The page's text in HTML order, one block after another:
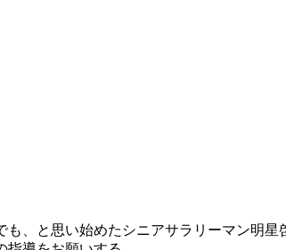
、と思い始めたシニアサラリーマン明星